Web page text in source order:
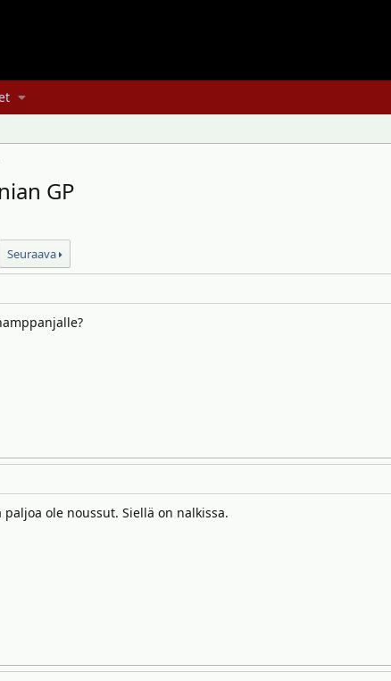
GP
Seuraava
paljoa ole noussut. Siellä on nalkissa.